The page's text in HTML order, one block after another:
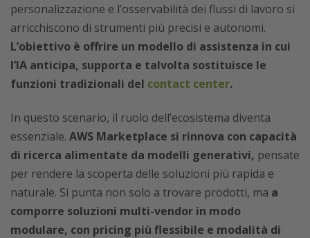
personalizzazione e l’osservabilità dei flussi di lavoro si
arricchiscono di strumenti più precisi e autonomi.
L’obiettivo è offrire un modello di assistenza in cui
l’IA anticipa, supporta e talvolta sostituisce le
funzioni tradizionali del contact center.
In questo scenario, il ruolo dell’ecosistema diventa
essenziale. AWS Marketplace si rinnova con capacità
di ricerca alimentate da modelli generativi, pensate
per rendere la scoperta delle soluzioni più rapida e
naturale. Si punta non solo a trovare prodotti, ma a
comporre soluzioni multi-vendor in modo
modulare, con pricing più flessibile e modalità di